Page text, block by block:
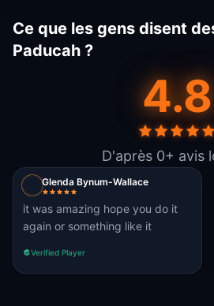
Ce que les gens disent
Paducah ?
4.8
D'après 0+ avis
Glenda Bynum-Wallace
it was amazing hope you do it
again or something like it
Verified Player